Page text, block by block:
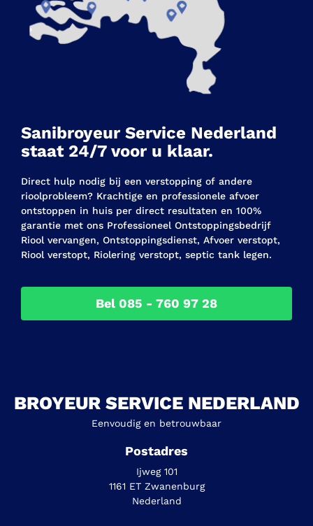
Sanibroyeur Service Nederland
staat 24/7 voor u klaar.
Direct hulp nodig bij een verstopping of andere
rioolprobleem? Krachtige en professionele afvoer
ontstoppen in huis per direct resultaten en 100%
garantie met ons Professioneel Ontstoppingsbedrijf
Riool vervangen, Ontstoppingsdienst, Afvoer verstopt,
Riool verstopt, Riolering verstopt, septic tank legen.
Bel 085 - 760 97 28
BROYEUR SERVICE NEDERLAND
Eenvoudig en betrouwbaar
Postadres
Ijweg 101
1161 ET Zwanenburg
Nederland